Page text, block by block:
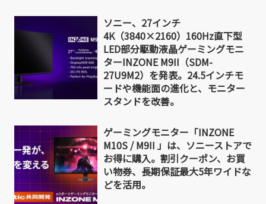
ソニー、27インチ
4K（3840×2160）160Hz直下型
LED部分駆動液晶ゲーミングモニ
ターINZONE M9II（SDM-
27U9M2）を発表。24.5インチモ
ードや機能面の進化と、モニター
スタンドを改善。
ゲーミングモニター「INZONE
M10S / M9II 」は、ソニーストアで
お得に購入。割引クーポン、お買
い物券、長期保証最大5年ワイドな
どを活用。